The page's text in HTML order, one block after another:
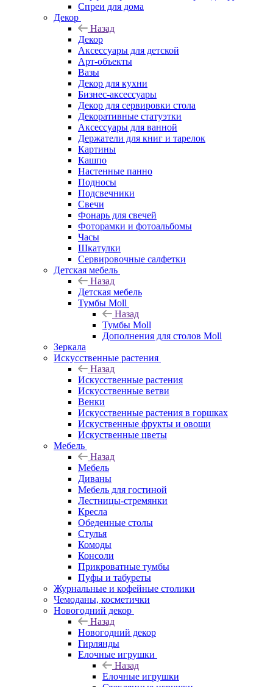
Спреи для дома
Декор
Назад
Декор
Аксессуары для детской
Арт-объекты
Вазы
Декор для кухни
Бизнес-аксессуары
Декор для сервировки стола
Декоративные статуэтки
Аксессуары для ванной
Держатели для книг и тарелок
Картины
Кашпо
Настенные панно
Подносы
Подсвечники
Свечи
Фонарь для свечей
Фоторамки и фотоальбомы
Часы
Шкатулки
Сервировочные салфетки
Детская мебель
Назад
Детская мебель
Тумбы Moll
Назад
Тумбы Moll
Дополнения для столов Moll
Зеркала
Искусственные растения
Назад
Искусственные растения
Искусственные ветви
Венки
Искусственные растения в горшках
Искуственные фрукты и овощи
Искуственные цветы
Мебель
Назад
Мебель
Диваны
Мебель для гостиной
Лестницы-стремянки
Кресла
Обеденные столы
Стулья
Комоды
Консоли
Прикроватные тумбы
Пуфы и табуреты
Журнальные и кофейные столики
Чемоданы, косметички
Новогодний декор
Назад
Новогодний декор
Гирлянды
Елочные игрушки
Назад
Елочные игрушки